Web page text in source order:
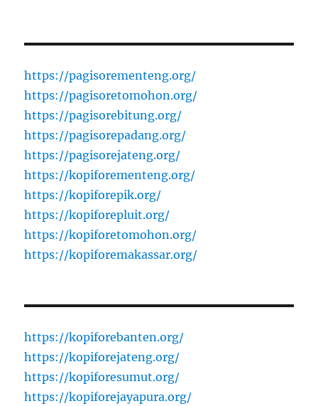
https://pagisorementeng.org/
https://pagisoretomohon.org/
https://pagisorebitung.org/
https://pagisorepadang.org/
https://pagisorejateng.org/
https://kopiforementeng.org/
https://kopiforepik.org/
https://kopiforepluit.org/
https://kopiforetomohon.org/
https://kopiforemakassar.org/
https://kopiforebanten.org/
https://kopiforejateng.org/
https://kopiforesumut.org/
https://kopiforejayapura.org/